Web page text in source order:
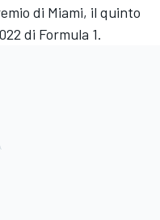
di Miami, il quinto
di Formula 1.